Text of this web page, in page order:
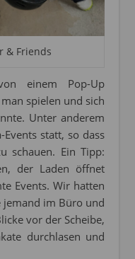
& Friends
einem Pop-Up
spielen und sich
Unter anderem
statt, so dass
schauen. Ein Tipp:
der Laden öffnet
Events. Wir hatten
jemand im Büro und
vor der Scheibe,
durchlasen und